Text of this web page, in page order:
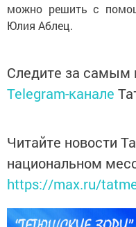
можно решить с
Юлия Аблец.
Следите за
Telegram-канале
Читайте новости
национальном
https://max.ru/